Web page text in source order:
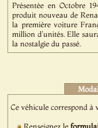
Présentée en Octobre
produit nouveau de
la première voiture
million d'unités. Elle
la nostalgie du passé.
Ce véhicule correspond à